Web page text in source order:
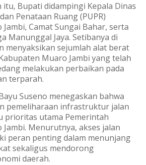
itu, Bupati didampingi Kepala Dinas
Penataan Ruang (PUPR)
Camat Sungai Bahar, serta
Manunggal Jaya. Setibanya di
menyaksikan sejumlah alat berat
Muaro Jambi yang telah
melakukan perbaikan pada
terparah.
Suseno menegaskan bahwa
pemeliharaan infrastruktur jalan
prioritas utama Pemerintah
Menurutnya, akses jalan
peran penting dalam menunjang
sekaligus mendorong
daerah.